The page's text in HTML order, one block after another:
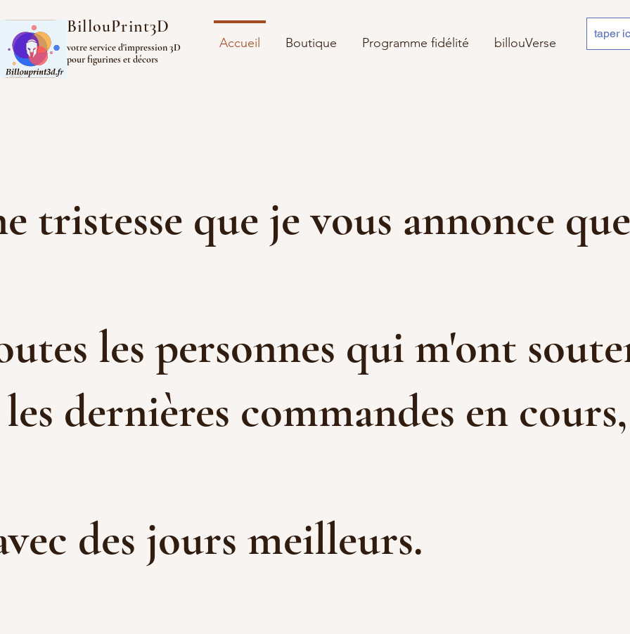
BillouPrint3D
votre service d'impression 3D
pour figurines et décors
Accueil Boutique Programme fidélité billouVerse
tristesse que je vous annonce
les personnes qui m'ont
dernières commandes en
des jours meilleurs.